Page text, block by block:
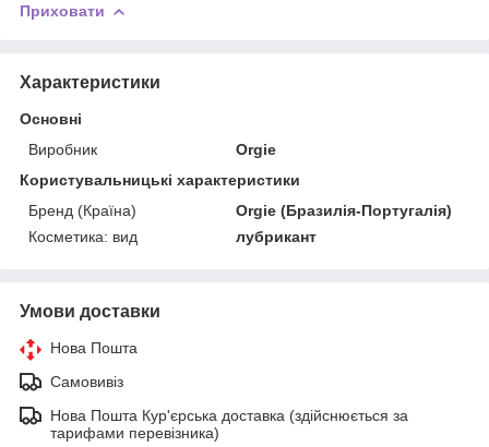
Приховати
Характеристики
Основні
Виробник
Orgie
Користувальницькі характеристики
Бренд (Країна)
Orgie (Бразилія-Португалія)
Косметика: вид
лубрикант
Умови доставки
Нова Пошта
Самовивіз
Нова Пошта Кур'єрська доставка (здійснюється за
тарифами перевізника)